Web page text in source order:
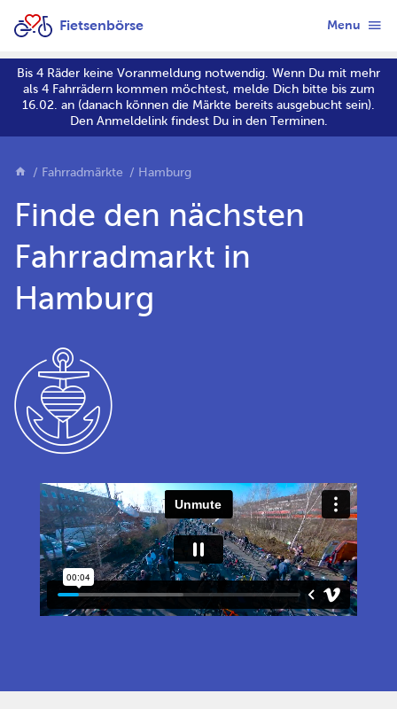
Fietsenbörse Menu
Bis 4 Räder keine Voranmeldung notwendig. Wenn Du mit mehr
als 4 Fahrrädern kommen möchtest, melde Dich bitte bis zum
16.02. an (danach können die Märkte bereits ausgebucht sein).
Den Anmeldelink findest Du in den Terminen.
Fahrradmärkte Hamburg
Finde den nächsten
Fahrradmarkt in
Hamburg